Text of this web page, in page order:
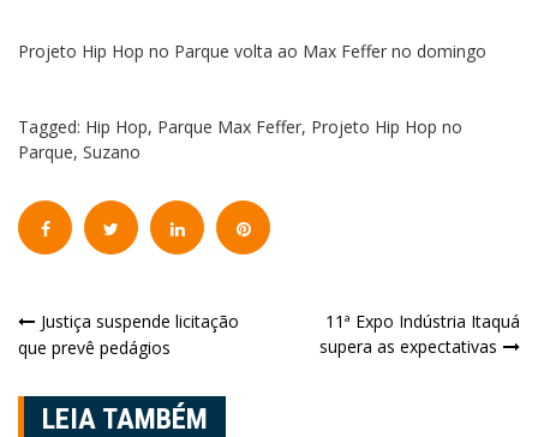
Projeto Hip Hop no Parque volta ao Max Feffer no domingo
Tagged: Hip Hop, Parque Max Feffer, Projeto Hip Hop no
Parque, Suzano
Navegação
de
Post
Justiça suspende licitação
que prevê pedágios
11ª Expo Indústria Itaquá
supera as expectativas
LEIA TAMBÉM